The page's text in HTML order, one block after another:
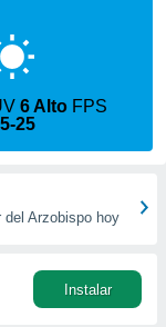
6 Alto FPS
25
del Arzobispo hoy
Instalar